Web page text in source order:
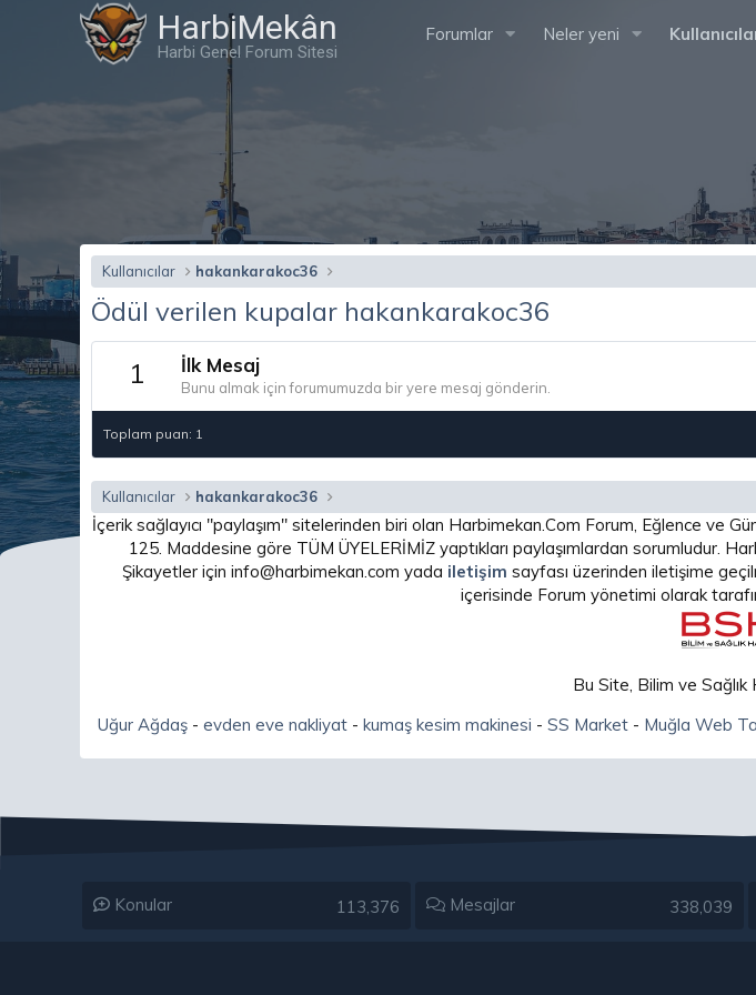
HarbiMekân
Harbi Genel Forum Sitesi
Forumlar Neler yeni
Kullanıcılar hakankarakoc36
Ödül verilen kupalar hakankarakoc36
1
İlk Mesaj
Bunu almak için forumumuzda bir yere mesaj gönderin.
Toplam puan: 1
Kullanıcılar hakankarakoc36
İçerik sağlayıcı "paylaşım" sitelerinden biri olan Harbimekan.Com Forum, Eğlence ve
125. Maddesine göre TÜM ÜYELERİMİZ yaptıkları paylaşımlardan sorumludur.
Şikayetler için info@harbimekan.com yada iletişim sayfası üzerinden iletişime
içerisinde Forum yönetimi olarak
Bu Site, Bilim ve Sağlık
Uğur Ağdaş- evden eve nakliyat- kumaş kesim makinesi - SS Market- Muğla Web
Konular 113,376 Mesajlar 338,039